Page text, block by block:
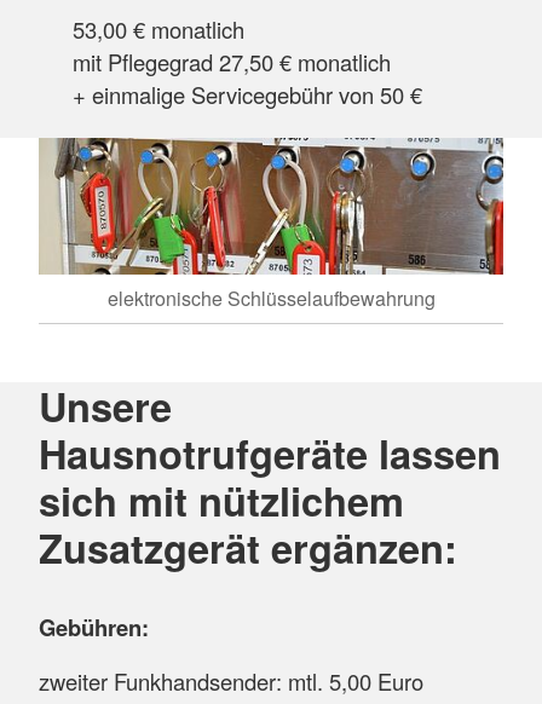
53,00 € monatlich
mit Pflegegrad 27,50 € monatlich
+ einmalige Servicegebühr von 50 €
elektronische Schlüsselaufbewahrung
Unsere
Hausnotrufgeräte lassen
sich mit nützlichem
Zusatzgerät ergänzen:
Gebühren:
zweiter Funkhandsender: mtl. 5,00 Euro